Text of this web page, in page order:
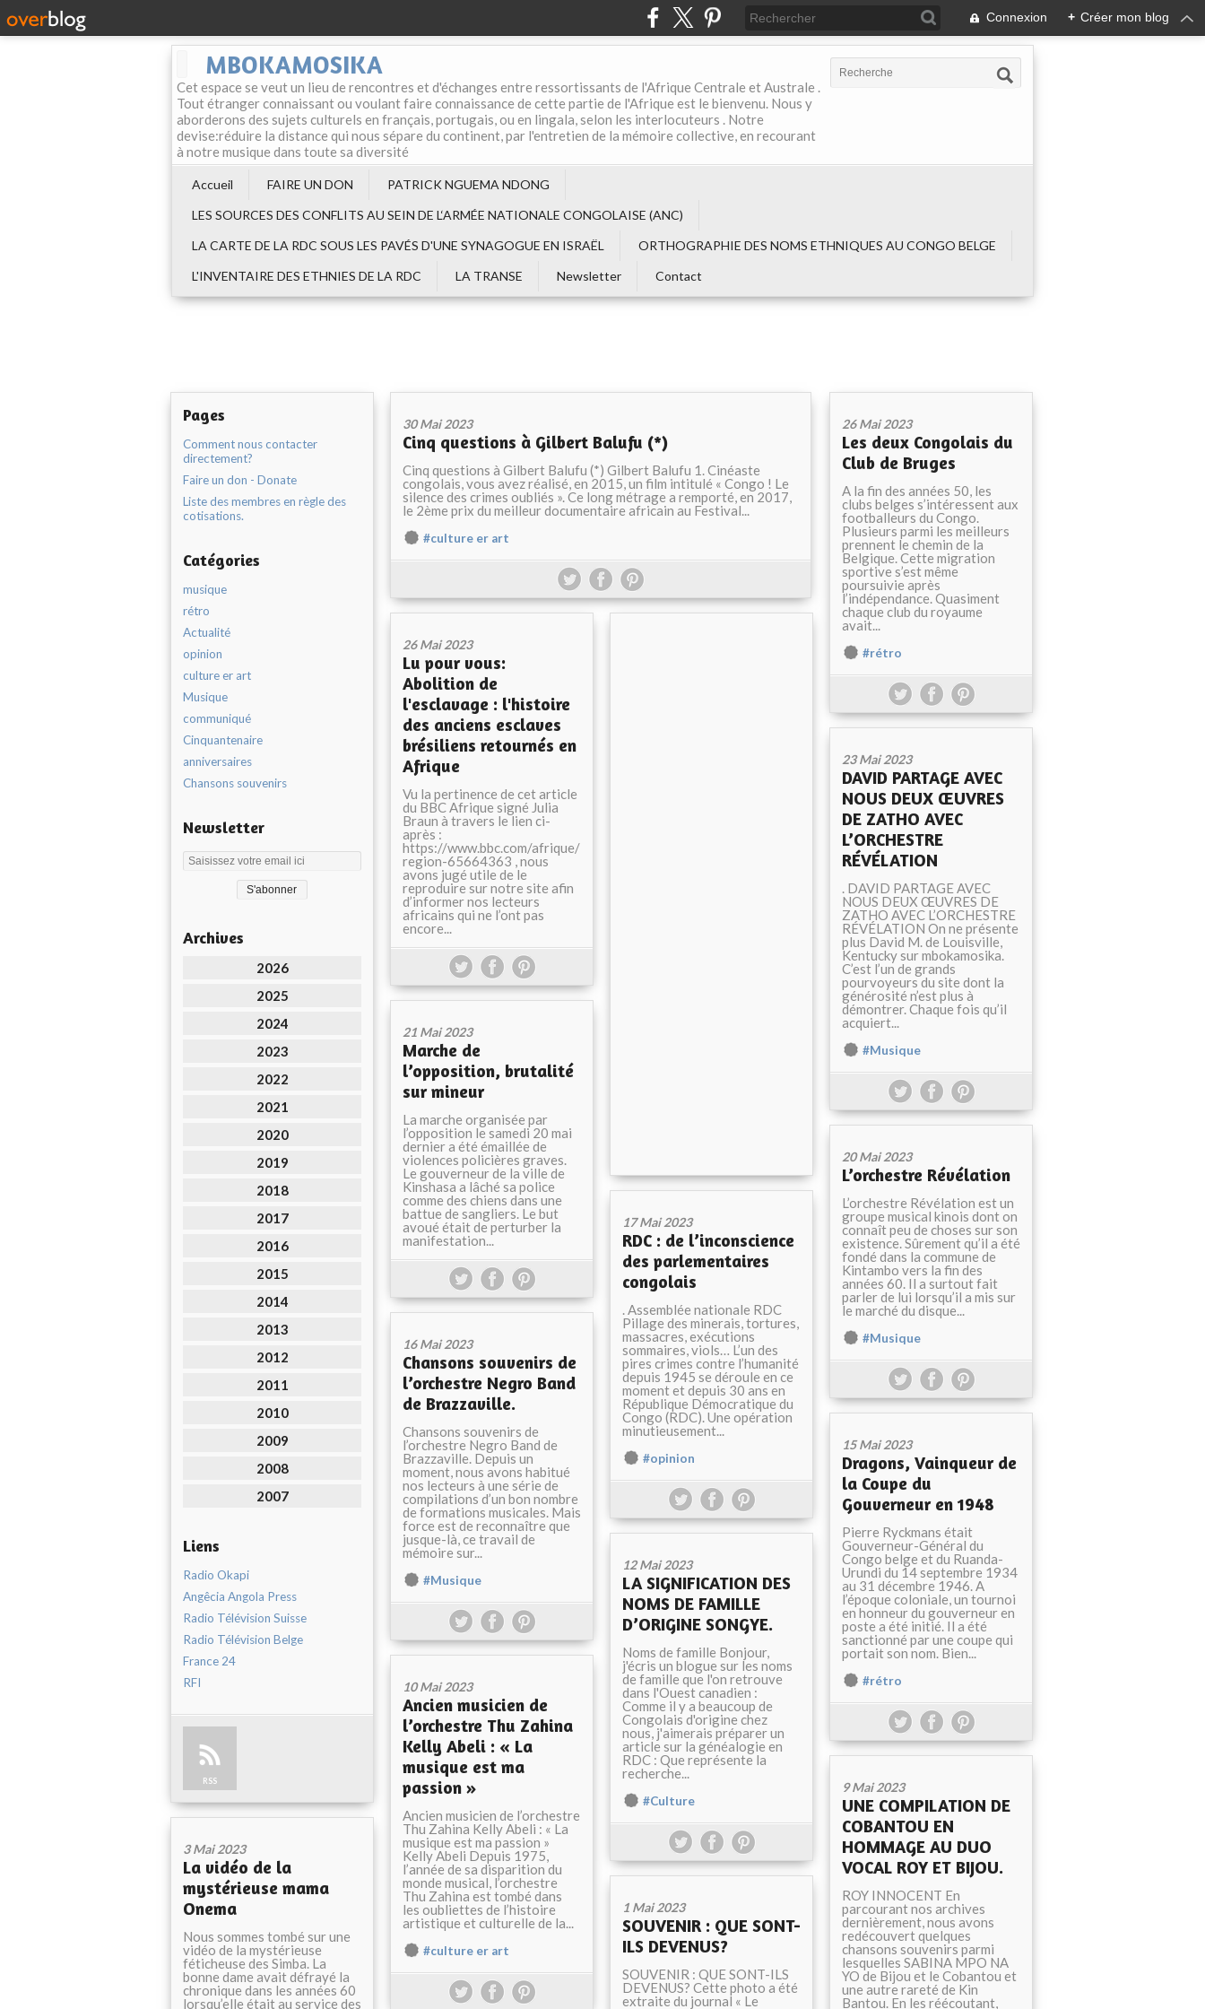
Connexion + Créer mon blog
MBOKAMOSIKA
Cet espace se veut un lieu de rencontres et d'échanges entre ressortissants de l'Afrique Centrale et Australe .
Tout étranger connaissant ou voulant faire connaissance de cette partie de l'Afrique est le bienvenu. Nous y
aborderons des sujets culturels en français, portugais, ou en lingala, selon les interlocuteurs . Notre
devise:réduire la distance qui nous sépare du continent, par l'entretien de la mémoire collective, en recourant
à notre musique dans toute sa diversité
Accueil FAIRE UN DON
PATRICK NGUEMA NDONG
LES SOURCES DES CONFLITS AU SEIN DE L‘ARMÉE NATIONALE CONGOLAISE (ANC)
LA CARTE DE LA RDC SOUS LES PAVÉS D'UNE SYNAGOGUE EN ISRAËL
ORTHOGRAPHIE DES NOMS ETHNIQUES AU CONGO BELGE
L'INVENTAIRE DES ETHNIES DE LA RDC
LA TRANSE Newsletter Contact
Pages
Comment nous contacter
directement?
Faire un don - Donate
Liste des membres en règle des
cotisations.
Catégories
musique
rétro
Actualité
opinion
culture er art
Musique
communiqué
Cinquantenaire
anniversaires
Chansons souvenirs
Newsletter
Archives
2026
2025
2024
2023
2022
2021
2020
2019
2018
2017
2016
2015
2014
2013
2012
2011
2010
2009
2008
2007
Liens
Radio Okapi
Angêcia Angola Press
Radio Télévision Suisse
Radio Télévision Belge
France 24
RFI
RSS
30 Mai 2023
Cinq questions à Gilbert Balufu (*)
Cinq questions à Gilbert Balufu (*) Gilbert Balufu 1. Cinéaste
congolais, vous avez réalisé, en 2015, un film intitulé « Congo ! Le
silence des crimes oubliés ». Ce long métrage a remporté, en 2017,
le 2ème prix du meilleur documentaire africain au Festival...
#culture er art
26 Mai 2023
Les deux Congolais du
Club de Bruges
A la fin des années 50, les
clubs belges s’intéressent aux
footballeurs du Congo.
Plusieurs parmi les meilleurs
prennent le chemin de la
Belgique. Cette migration
sportive s’est même
poursuivie après
l’indépendance. Quasiment
chaque club du royaume
avait...
#rétro
26 Mai 2023
Lu pour vous:
Abolition de
l'esclavage : l'histoire
des anciens esclaves
brésiliens retournés en
Afrique
Vu la pertinence de cet article
du BBC Afrique signé Julia
Braun à travers le lien ci-
après :
https://www.bbc.com/afrique/
region-65664363 , nous
avons jugé utile de le
reproduire sur notre site afin
d’informer nos lecteurs
africains qui ne l’ont pas
encore...
23 Mai 2023
DAVID PARTAGE AVEC
NOUS DEUX ŒUVRES
DE ZATHO AVEC
L’ORCHESTRE
RÉVÉLATION
. DAVID PARTAGE AVEC
NOUS DEUX ŒUVRES DE
ZATHO AVEC L’ORCHESTRE
RÉVÉLATION On ne présente
plus David M. de Louisville,
Kentucky sur mbokamosika.
C’est l’un de grands
pourvoyeurs du site dont la
générosité n’est plus à
démontrer. Chaque fois qu’il
acquiert...
#Musique
21 Mai 2023
Marche de
l’opposition, brutalité
sur mineur
La marche organisée par
l’opposition le samedi 20 mai
dernier a été émaillée de
violences policières graves.
Le gouverneur de la ville de
Kinshasa a lâché sa police
comme des chiens dans une
battue de sangliers. Le but
avoué était de perturber la
manifestation...
20 Mai 2023
L’orchestre Révélation
L’orchestre Révélation est un
groupe musical kinois dont on
connaît peu de choses sur son
existence. Sûrement qu’il a été
fondé dans la commune de
Kintambo vers la fin des
années 60. Il a surtout fait
parler de lui lorsqu’il a mis sur
le marché du disque...
#Musique
17 Mai 2023
RDC : de l’inconscience
des parlementaires
congolais
. Assemblée nationale RDC
Pillage des minerais, tortures,
massacres, exécutions
sommaires, viols… L’un des
pires crimes contre l’humanité
depuis 1945 se déroule en ce
moment et depuis 30 ans en
République Démocratique du
Congo (RDC). Une opération
minutieusement...
#opinion
16 Mai 2023
Chansons souvenirs de
l’orchestre Negro Band
de Brazzaville.
Chansons souvenirs de
l’orchestre Negro Band de
Brazzaville. Depuis un
moment, nous avons habitué
nos lecteurs à une série de
compilations d’un bon nombre
de formations musicales. Mais
force est de reconnaître que
jusque-là, ce travail de
mémoire sur...
#Musique
15 Mai 2023
Dragons, Vainqueur de
la Coupe du
Gouverneur en 1948
Pierre Ryckmans était
Gouverneur-Général du
Congo belge et du Ruanda-
Urundi du 14 septembre 1934
au 31 décembre 1946. A
l’époque coloniale, un tournoi
en honneur du gouverneur en
poste a été initié. Il a été
sanctionné par une coupe qui
portait son nom. Bien...
#rétro
12 Mai 2023
LA SIGNIFICATION DES
NOMS DE FAMILLE
D’ORIGINE SONGYE.
Noms de famille Bonjour,
j'écris un blogue sur les noms
de famille que l'on retrouve
dans l'Ouest canadien :
Comme il y a beaucoup de
Congolais d'origine chez
nous, j'aimerais préparer un
article sur la généalogie en
RDC : Que représente la
recherche...
#Culture
10 Mai 2023
Ancien musicien de
l’orchestre Thu Zahina
Kelly Abeli : « La
musique est ma
passion »
Ancien musicien de l’orchestre
Thu Zahina Kelly Abeli : « La
musique est ma passion »
Kelly Abeli Depuis 1975,
l’année de sa disparition du
monde musical, l’orchestre
Thu Zahina est tombé dans
les oubliettes de l’histoire
artistique et culturelle de la...
#culture er art
9 Mai 2023
UNE COMPILATION DE
COBANTOU EN
HOMMAGE AU DUO
VOCAL ROY ET BIJOU.
ROY INNOCENT En
parcourant nos archives
dernièrement, nous avons
redécouvert quelques
chansons souvenirs parmi
lesquelles SABINA MPO NA
YO de Bijou et le Cobantou et
une autre rareté de Kin
Bantou. En les réécoutant,
3 Mai 2023
La vidéo de la
mystérieuse mama
Onema
Nous sommes tombé sur une
vidéo de la mystérieuse
féticheuse des Simba. La
bonne dame avait défrayé la
chronique dans les années 60
lorsqu’elle était au service des
1 Mai 2023
SOUVENIR : QUE SONT-
ILS DEVENUS?
SOUVENIR : QUE SONT-ILS
DEVENUS? Cette photo a été
extraite du journal « Le